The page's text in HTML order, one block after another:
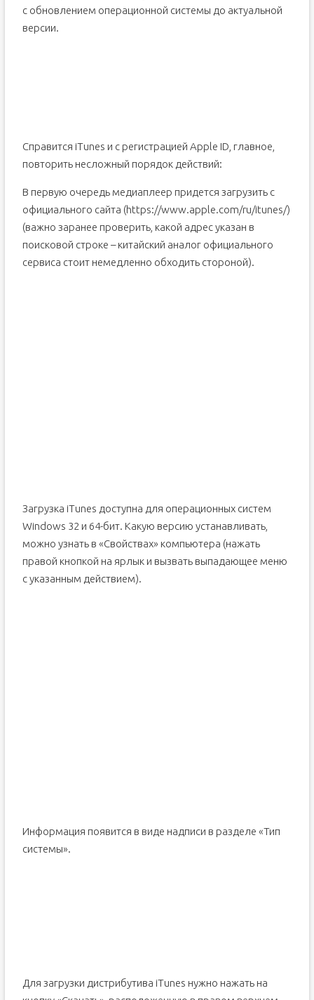
с обновлением операционной системы до актуальной
версии.
Справится iTunes и с регистрацией Apple ID, главное,
повторить несложный порядок действий:
В первую очередь медиаплеер придется загрузить с
официального сайта (https://www.apple.com/ru/itunes/)
(важно заранее проверить, какой адрес указан в
поисковой строке – китайский аналог официального
сервиса стоит немедленно обходить стороной).
Загрузка iTunes доступна для операционных систем
Windows 32 и 64-бит. Какую версию устанавливать,
можно узнать в «Свойствах» компьютера (нажать
правой кнопкой на ярлык и вызвать выпадающее меню
с указанным действием).
Информация появится в виде надписи в разделе «Тип
системы».
Для загрузки дистрибутива iTunes нужно нажать на